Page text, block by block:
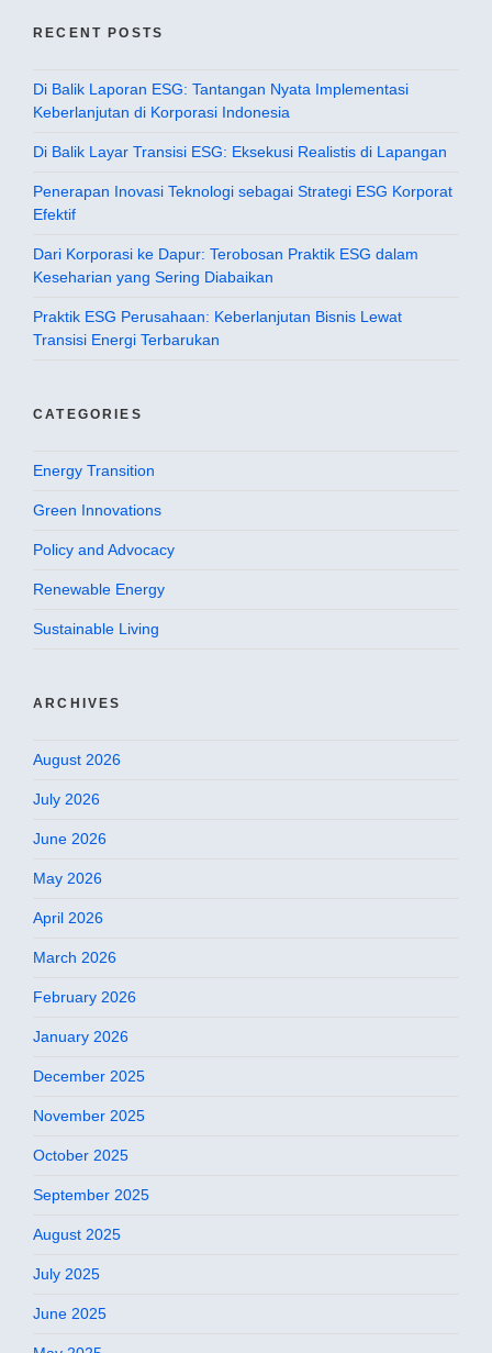
RECENT POSTS
Di Balik Laporan ESG: Tantangan Nyata Implementasi
Keberlanjutan di Korporasi Indonesia
Di Balik Layar Transisi ESG: Eksekusi Realistis di Lapangan
Penerapan Inovasi Teknologi sebagai Strategi ESG Korporat
Efektif
Dari Korporasi ke Dapur: Terobosan Praktik ESG dalam
Keseharian yang Sering Diabaikan
Praktik ESG Perusahaan: Keberlanjutan Bisnis Lewat
Transisi Energi Terbarukan
CATEGORIES
Energy Transition
Green Innovations
Policy and Advocacy
Renewable Energy
Sustainable Living
ARCHIVES
August 2026
July 2026
June 2026
May 2026
April 2026
March 2026
February 2026
January 2026
December 2025
November 2025
October 2025
September 2025
August 2025
July 2025
June 2025